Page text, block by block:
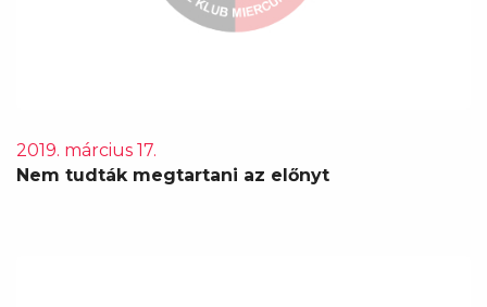
2019. március 17.
Nem tudták megtartani az előnyt